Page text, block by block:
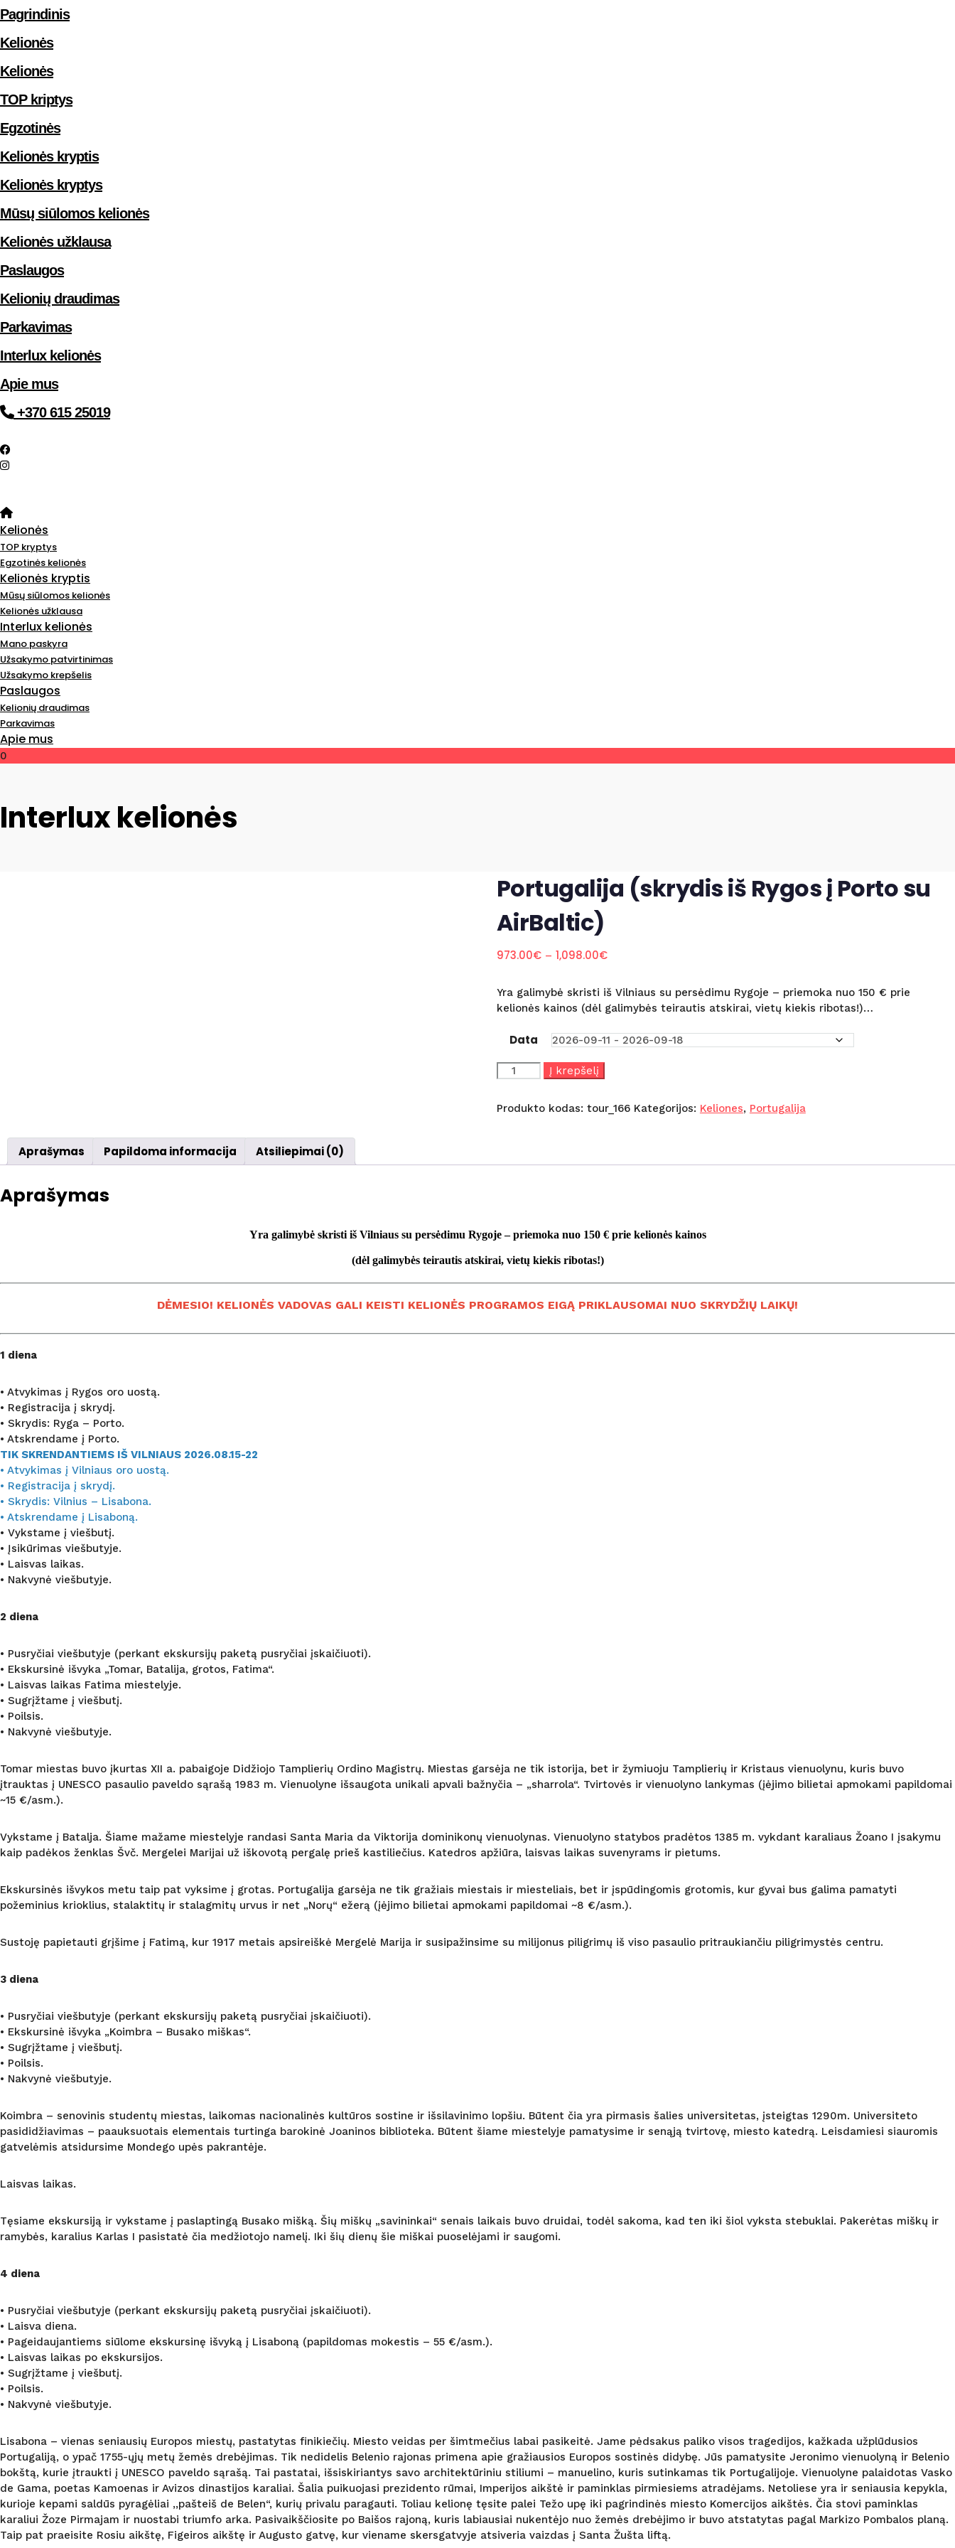
Pagrindinis
Kelionės
Kelionės
TOP kriptys
Egzotinės
Kelionės kryptis
Kelionės kryptys
Mūsų siūlomos kelionės
Kelionės užklausa
Paslaugos
Kelionių draudimas
Parkavimas
Interlux kelionės
Apie mus
+370 615 25019
Kelionės
TOP kryptys
Egzotinės kelionės
Kelionės kryptis
Mūsų siūlomos kelionės
Kelionės užklausa
Interlux kelionės
Mano paskyra
Užsakymo patvirtinimas
Užsakymo krepšelis
Paslaugos
Kelionių draudimas
Parkavimas
Apie mus
0
Interlux kelionės
Portugalija (skrydis iš Rygos į Porto su
AirBaltic)
973.00€ – 1,098.00€Price
973.00€
through
1,098.00€
Yra galimybė skristi iš Vilniaus su persėdimu Rygoje – priemoka nuo 150 € prie
kelionės kainos (dėl galimybės teirautis atskirai, vietų kiekis ribotas!)…
Data
produkto
(skrydis
į
Į krepšelį
Produkto kodas: tour_166 Kategorijos: Keliones, Portugalija
Aprašymas Papildoma informacija Atsiliepimai (0)
Aprašymas
Yra galimybė skristi iš Vilniaus su persėdimu Rygoje – priemoka nuo 150 € prie kelionės kainos
(dėl galimybės teirautis atskirai, vietų kiekis ribotas!)
DĖMESIO! KELIONĖS VADOVAS GALI KEISTI KELIONĖS PROGRAMOS EIGĄ PRIKLAUSOMAI NUO SKRYDŽIŲ LAIKŲ!
1 diena
• Atvykimas į Rygos oro uostą.
• Registracija į skrydį.
• Skrydis: Ryga – Porto.
• Atskrendame į Porto.
TIK SKRENDANTIEMS IŠ VILNIAUS 2026.08.15-22
• Atvykimas į Vilniaus oro uostą.
• Registracija į skrydį.
• Skrydis: Vilnius – Lisabona.
• Atskrendame į Lisaboną.
• Vykstame į viešbutį.
• Įsikūrimas viešbutyje.
• Laisvas laikas.
• Nakvynė viešbutyje.
2 diena
• Pusryčiai viešbutyje (perkant ekskursijų paketą pusryčiai įskaičiuoti).
• Ekskursinė išvyka „Tomar, Batalija, grotos, Fatima“.
• Laisvas laikas Fatima miestelyje.
• Sugrįžtame į viešbutį.
• Poilsis.
• Nakvynė viešbutyje.
Tomar miestas buvo įkurtas XII a. pabaigoje Didžiojo Tamplierių Ordino Magistrų. Miestas garsėja ne tik istorija, bet ir žymiuoju Tamplierių ir Kristaus vienuolynu, kuris buvo
įtrauktas į UNESCO pasaulio paveldo sąrašą 1983 m. Vienuolyne išsaugota unikali apvali bažnyčia – „sharrola“. Tvirtovės ir vienuolyno lankymas (įėjimo bilietai apmokami papildomai
~15 €/asm.).
Vykstame į Batalja. Šiame mažame miestelyje randasi Santa Maria da Viktorija dominikonų vienuolynas. Vienuolyno statybos pradėtos 1385 m. vykdant karaliaus Žoano I įsakymu
kaip padėkos ženklas Švč. Mergelei Marijai už iškovotą pergalę prieš kastiliečius. Katedros apžiūra, laisvas laikas suvenyrams ir pietums.
Ekskursinės išvykos metu taip pat vyksime į grotas. Portugalija garsėja ne tik gražiais miestais ir miesteliais, bet ir įspūdingomis grotomis, kur gyvai bus galima pamatyti
požeminius krioklius, stalaktitų ir stalagmitų urvus ir net „Norų“ ežerą (įėjimo bilietai apmokami papildomai ~8 €/asm.).
Sustoję papietauti grįšime į Fatimą, kur 1917 metais apsireiškė Mergelė Marija ir susipažinsime su milijonus piligrimų iš viso pasaulio pritraukiančiu piligrimystės centru.
3 diena
• Pusryčiai viešbutyje (perkant ekskursijų paketą pusryčiai įskaičiuoti).
• Ekskursinė išvyka „Koimbra – Busako miškas“.
• Sugrįžtame į viešbutį.
• Poilsis.
• Nakvynė viešbutyje.
Koimbra – senovinis studentų miestas, laikomas nacionalinės kultūros sostine ir išsilavinimo lopšiu. Būtent čia yra pirmasis šalies universitetas, įsteigtas 1290m. Universiteto
pasididžiavimas – paauksuotais elementais turtinga barokinė Joaninos biblioteka. Būtent šiame miestelyje pamatysime ir senąją tvirtovę, miesto katedrą. Leisdamiesi siauromis
gatvelėmis atsidursime Mondego upės pakrantėje.
Laisvas laikas.
Tęsiame ekskursiją ir vykstame į paslaptingą Busako mišką. Šių miškų „savininkai“ senais laikais buvo druidai, todėl sakoma, kad ten iki šiol vyksta stebuklai. Pakerėtas miškų ir
ramybės, karalius Karlas I pasistatė čia medžiotojo namelį. Iki šių dienų šie miškai puoselėjami ir saugomi.
4 diena
• Pusryčiai viešbutyje (perkant ekskursijų paketą pusryčiai įskaičiuoti).
• Laisva diena.
• Pageidaujantiems siūlome ekskursinę išvyką į Lisaboną (papildomas mokestis – 55 €/asm.).
• Laisvas laikas po ekskursijos.
• Sugrįžtame į viešbutį.
• Poilsis.
• Nakvynė viešbutyje.
Lisabona – vienas seniausių Europos miestų, pastatytas finikiečių. Miesto veidas per šimtmečius labai pasikeitė. Jame pėdsakus paliko visos tragedijos, kažkada užplūdusios
Portugaliją, o ypač 1755-ųjų metų žemės drebėjimas. Tik nedidelis Belenio rajonas primena apie gražiausios Europos sostinės didybę. Jūs pamatysite Jeronimo vienuolyną ir Belenio
bokštą, kurie įtraukti į UNESCO paveldo sąrašą. Tai pastatai, išsiskiriantys savo architektūriniu stiliumi – manuelino, kuris sutinkamas tik Portugalijoje. Vienuolyne palaidotas Vasko
de Gama, poetas Kamoenas ir Avizos dinastijos karaliai. Šalia puikuojasi prezidento rūmai, Imperijos aikštė ir paminklas pirmiesiems atradėjams. Netoliese yra ir seniausia kepykla,
kurioje kepami saldūs pyragėliai ,,pašteiš de Belen“, kurių privalu paragauti. Toliau kelionę tęsite palei Težo upę iki pagrindinės miesto Komercijos aikštės. Čia stovi paminklas
karaliui Žoze Pirmajam ir nuostabi triumfo arka. Pasivaikščiosite po Baišos rajoną, kuris labiausiai nukentėjo nuo žemės drebėjimo ir buvo atstatytas pagal Markizo Pombalos planą.
Taip pat praeisite Rosiu aikštę, Figeiros aikštę ir Augusto gatvę, kur viename skersgatvyje atsiveria vaizdas į Santa Žušta liftą.